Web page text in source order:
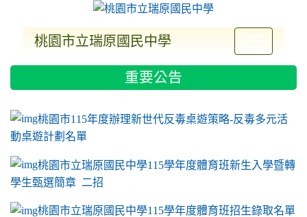
桃園市立瑞原國民中學
重要公告
link to https://sites.google.com/a/m2.ryjh.tyc.edu.tw/ryjh011/
桃園市115年度辦理新世代反毒桌遊策略-反毒多元活
動桌遊計劃名單
桃園市立瑞原國民中學115學年度體育班新生入學暨轉
學生甄選簡章 二招
桃園市立瑞原國民中學115學年度體育班招生錄取名單